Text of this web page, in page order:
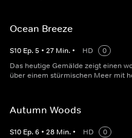
Ocean Breeze
S10 Ep.5 • 27 Min. • HD
0
Das heutige Gemälde zeigt einen
über einem stürmischen Meer mit
Autumn Woods
S10 Ep.6 • 28 Min. • HD
0